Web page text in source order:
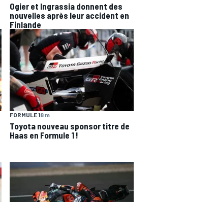
Ogier et Ingrassia donnent des
nouvelles après leur accident en
Finlande
FORMULE 18 m
Toyota nouveau sponsor titre de
Haas en Formule 1 !